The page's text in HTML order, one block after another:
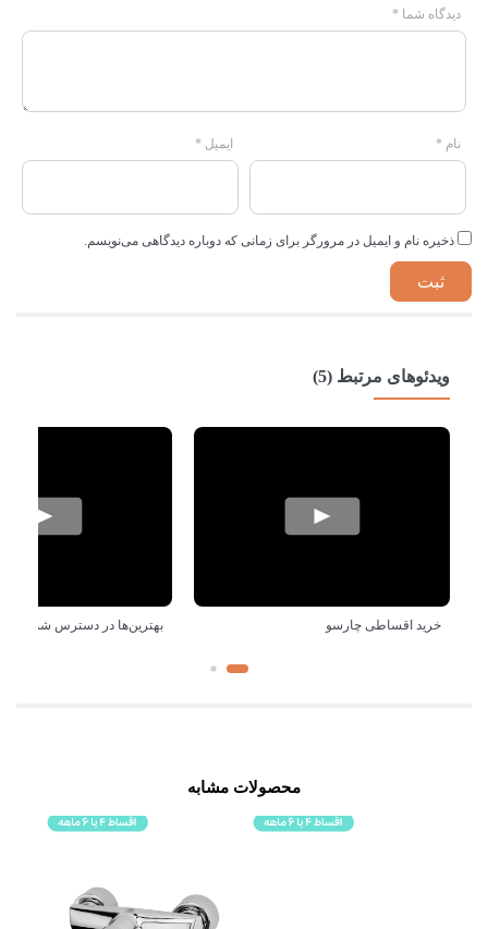
دیدگاه شما *
نام * ایمیل *
ذخیره نام و ایمیل در مرورگر برای زمانی که دوباره دیدگاهی می‌نویسم.
ویدئوهای مرتبط (5)
خرید اقساطی چارسو بهترین‌ها در دسترس شماست!
محصولات مشابه